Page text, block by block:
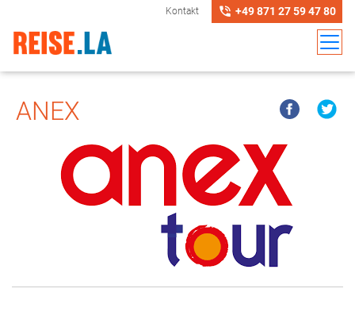
Kontakt +49 871 27 59 47 80
ANEX